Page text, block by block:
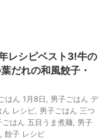
レシピベスト3!牛の
だれの和風餃子・
はん 1月8日
男子ごはん デ
ん レシピ 男子ごはん 三つ
ごはん 五目うま煮麺
男子
餃子 レシピ